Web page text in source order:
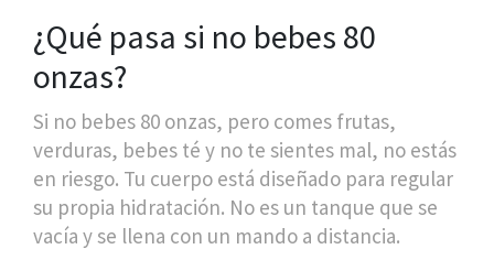
¿Qué pasa si no bebes 80
onzas?
Si no bebes 80 onzas, pero comes frutas,
verduras, bebes té y no te sientes mal, no estás
en riesgo. Tu cuerpo está diseñado para regular
su propia hidratación. No es un tanque que se
vacía y se llena con un mando a distancia.